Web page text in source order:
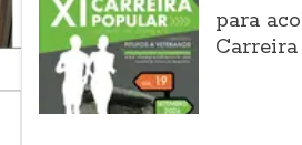
para